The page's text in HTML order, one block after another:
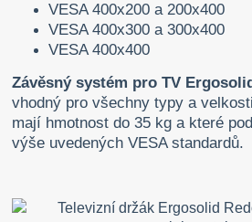
VESA 400x200 a 200x400
VESA 400x300 a 300x400
VESA 400x400
Závěsný systém pro TV
vhodný pro všechny typy a
mají hmotnost do 35 kg a které
výše uvedených VESA standardů.